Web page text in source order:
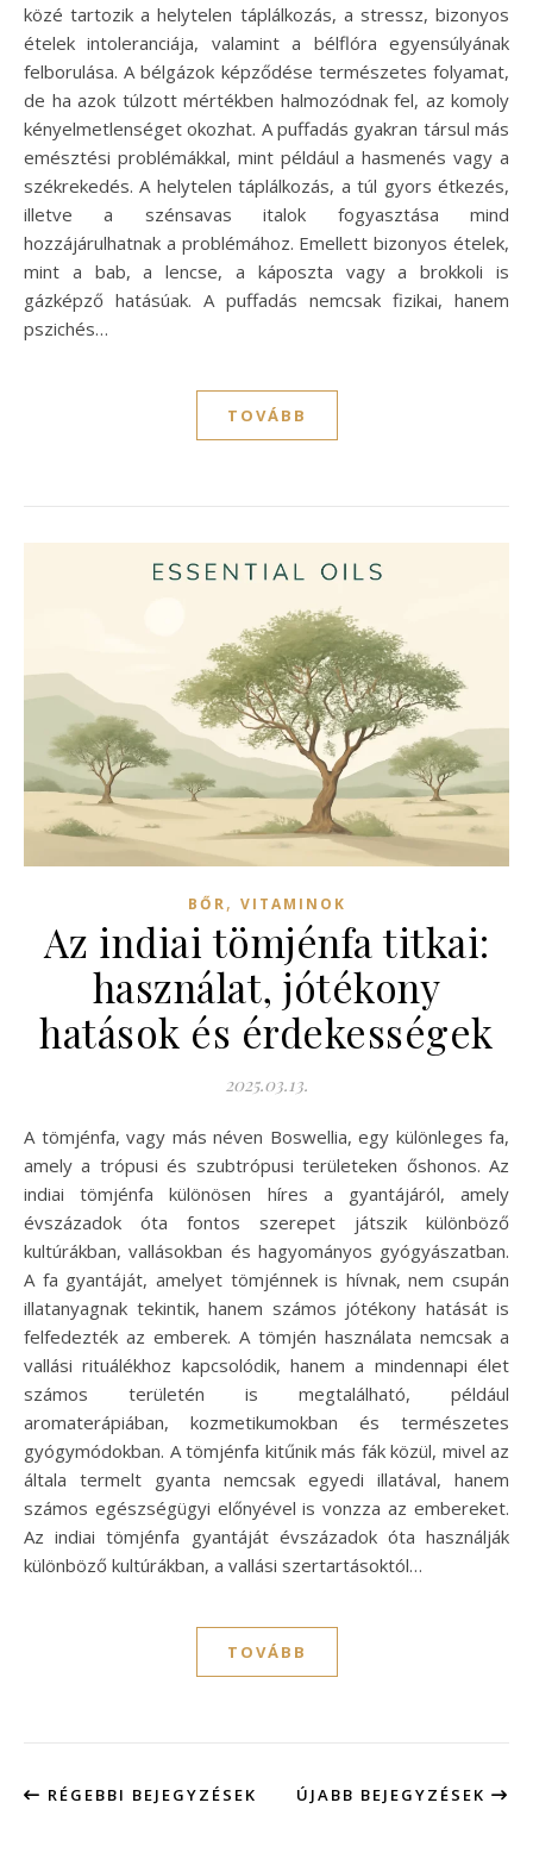
közé tartozik a helytelen táplálkozás, a stressz, bizonyos
ételek intoleranciája, valamint a bélflóra egyensúlyának
felborulása. A bélgázok képződése természetes folyamat,
de ha azok túlzott mértékben halmozódnak fel, az komoly
kényelmetlenséget okozhat. A puffadás gyakran társul más
emésztési problémákkal, mint például a hasmenés vagy a
székrekedés. A helytelen táplálkozás, a túl gyors étkezés,
illetve a szénsavas italok fogyasztása mind
hozzájárulhatnak a problémához. Emellett bizonyos ételek,
mint a bab, a lencse, a káposzta vagy a brokkoli is
gázképző hatásúak. A puffadás nemcsak fizikai, hanem
pszichés…
TOVÁBB
BŐR, VITAMINOK
Az indiai tömjénfa titkai:
használat, jótékony
hatások és érdekességek
2025.03.13.
A tömjénfa, vagy más néven Boswellia, egy különleges fa,
amely a trópusi és szubtrópusi területeken őshonos. Az
indiai tömjénfa különösen híres a gyantájáról, amely
évszázadok óta fontos szerepet játszik különböző
kultúrákban, vallásokban és hagyományos gyógyászatban.
A fa gyantáját, amelyet tömjénnek is hívnak, nem csupán
illatanyagnak tekintik, hanem számos jótékony hatását is
felfedezték az emberek. A tömjén használata nemcsak a
vallási rituálékhoz kapcsolódik, hanem a mindennapi élet
számos területén is megtalálható, például
aromaterápiában, kozmetikumokban és természetes
gyógymódokban. A tömjénfa kitűnik más fák közül, mivel az
általa termelt gyanta nemcsak egyedi illatával, hanem
számos egészségügyi előnyével is vonzza az embereket.
Az indiai tömjénfa gyantáját évszázadok óta használják
különböző kultúrákban, a vallási szertartásoktól…
TOVÁBB
RÉGEBBI BEJEGYZÉSEK ÚJABB BEJEGYZÉSEK